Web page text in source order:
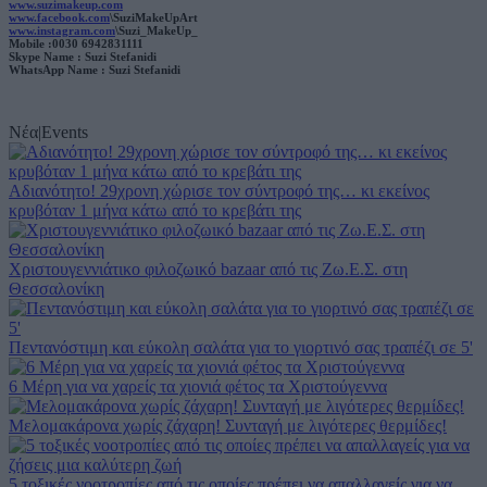
user protection.
www.suzimakeup.com
www.facebook.com\SuziMakeUpArt
www.instagram.com\Suzi_MakeUp_
Mobile :0030 6942831111
Skype Name : Suzi Stefanidi
WhatsApp Name : Suzi Stefanidi
Νέα|Events
Αδιανότητο! 29χρονη χώρισε τον σύντροφό της… κι εκείνος
κρυβόταν 1 μήνα κάτω από το κρεβάτι της
Χριστουγεννιάτικο φιλοζωικό bazaar από τις Ζω.Ε.Σ. στη
Θεσσαλονίκη
Πεντανόστιμη και εύκολη σαλάτα για το γιορτινό σας τραπέζι σε 5'
6 Μέρη για να χαρείς τα χιονιά φέτος τα Χριστούγεννα
Μελομακάρονα χωρίς ζάχαρη! Συνταγή με λιγότερες θερμίδες!